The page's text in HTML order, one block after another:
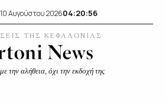
Αυγούστου 202604:20:56
ΤΗΣ ΚΕΦΑΛΟΝΙΑΣ
την αλήθεια, όχι την εκδοχή της